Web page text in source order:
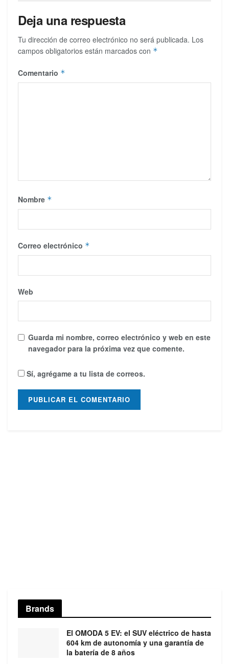
Deja una respuesta
Tu dirección de correo electrónico no será publicada. Los
campos obligatorios están marcados con *
Comentario *
Nombre *
Correo electrónico *
Web
Guarda mi nombre, correo electrónico y web en este
navegador para la próxima vez que comente.
Sí, agrégame a tu lista de correos.
Brands
El OMODA 5 EV: el SUV eléctrico de hasta
604 km de autonomía y una garantía de
la batería de 8 años